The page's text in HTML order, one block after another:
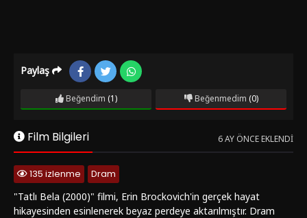
Paylaş
Beğendim (1) Beğenmedim (0)
Film Bilgileri 6 AY ÖNCE EKLENDI
135 izlenme
Dram
"Tatlı Bela (2000)" filmi, Erin Brockovich'in gerçek hayat
hikayesinden esinlenerek beyaz perdeye aktarılmıştır. Dram